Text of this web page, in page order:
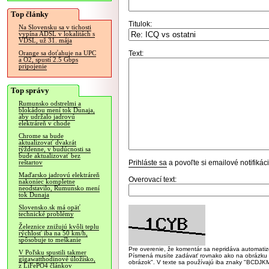
Top články
Na Slovensku sa v tichosti
vypína ADSL v lokalitách s
VDSL, už 31. mája
Orange sa doťahuje na UPC
a O2, spustí 2.5 Gbps
pripojenie
Top správy
Rumunsko odstrelmi a
blokádou mení tok Dunaja,
aby udržalo jadrovú
elektráreň v chode
Chrome sa bude
aktualizovať dvakrát
týždenne, v budúcnosti sa
bude aktualizovať bez
reštartov
Maďarsko jadrovú elektráreň
nakoniec kompletne
neodstavilo, Rumunsko mení
tok Dunaja
Slovensko.sk má opäť
technické problémy
Železnice znižujú kvôli teplu
rýchlosť iba na 50 km/h,
spôsobuje to meškanie
V Poľsku spustili takmer
gigawatthodinové úložisko,
z LiFePO4 článkov
Titulok:
Text:
Prihláste sa a povoľte si emailové
Overovací text:
Pre overenie, že komentár sa nepridáva
Písmená musíte zadávať rovnako ako na
obrázok". V texte sa používajú iba znaky